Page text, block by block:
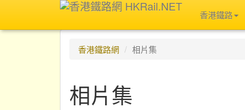
香港鐵路
香港鐵路網 相片集
相片集